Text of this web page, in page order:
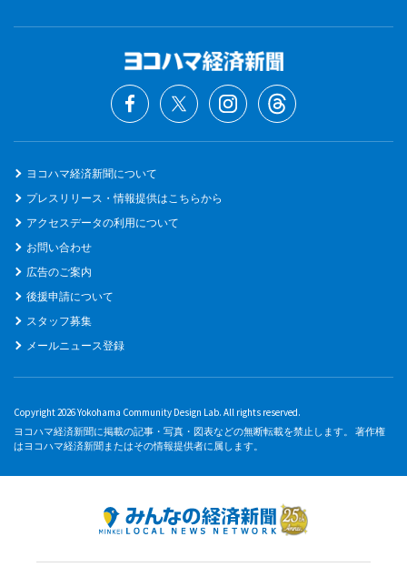
ヨコハマ経済新聞について
プレスリリース・情報提供はこちらから
アクセスデータの利用について
お問い合わせ
広告のご案内
後援申請について
スタッフ募集
メールニュース登録
Copyright 2026 Yokohama Community Design Lab. All rights reserved.
ヨコハマ経済新聞に掲載の記事・写真・図表などの無断転載を禁止します。 著作権
はヨコハマ経済新聞またはその情報提供者に属します。